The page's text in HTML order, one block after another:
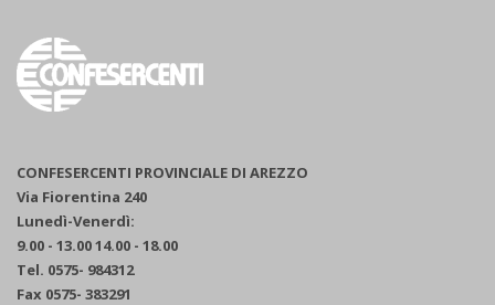
CONFESERCENTI PROVINCIALE DI AREZZO
Via Fiorentina 240
Lunedì-Venerdì:
9.00 - 13.00 14.00 - 18.00
Tel. 0575- 984312
Fax 0575- 383291